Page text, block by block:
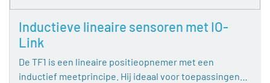
Inductieve lineaire sensoren met IO-
Link
De TF1 is een lineaire positieopnemer met een
inductief meetprincipe. Hij ideaal voor toepassingen…